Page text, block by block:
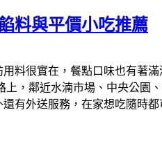
料與平價小吃推薦
料很實在，餐點口味也有著
，鄰近水湳市場、中央公園
有外送服務，在家想吃隨時都